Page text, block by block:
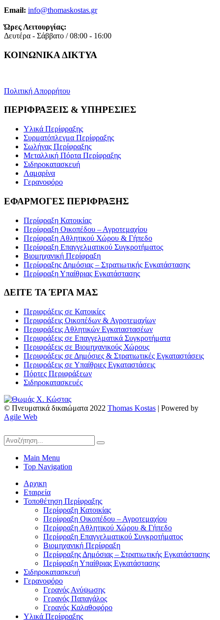
Email: info@thomaskostas.gr
Ώρες Λειτουργίας:
Δευτέρα - Σάββατο / 08:00 - 16:00
ΚΟΙΝΩΝΙΚΑ ΔΙΚΤΥΑ
Πολιτική Απορρήτου
ΠΕΡΙΦΡΑΞΕΙΣ & ΥΠΗΡΕΣΙΕΣ
Υλικά Περίφραξης
Συρματόπλεγμα Περίφραξης
Σωλήνας Περίφραξης
Μεταλλική Πόρτα Περίφραξης
Σιδηροκατασκευή
Λαμαρίνα
Γερανοφόρο
ΕΦΑΡΜΟΓΕΣ ΠΕΡΙΦΡΑΞΗΣ
Περίφραξη Κατοικίας
Περίφραξη Οικοπέδου – Αγροτεμαχίου
Περίφραξη Αθλητικού Χώρου & Γήπεδο
Περίφραξη Επαγγελματικού Συγκροτήματος
Βιομηχανική Περίφραξη
Περίφραξης Δημόσιας – Στρατιωτικής Εγκατάστασης
Περίφραξη Υπαίθριας Εγκατάστασης
ΔΕΙΤΕ ΤΑ ΈΡΓΑ ΜΑΣ
Περιφράξεις σε Κατοικίες
Περιφράξεις Οικοπέδων & Αγροτεμαχίων
Περιφράξεις Αθλητικών Εγκαταστασέων
Περιφράξεις σε Επαγγελματικά Συγκροτήματα
Περιφράξεις σε Βιομηχανικούς Χώρους
Περιφράξεις σε Δημόσιες & Στρατιωτικές Εγκαταστάσεις
Περιφράξεις σε Υπαίθριες Εγκαταστάσεις
Πόρτες Περιφράξεων
Σιδηροκατασκευές
© Πνευματικά δικαιώματα 2022 Thomas Kostas | Powered by
Agile Web
Main Menu
Top Navigation
Αρχικη
Εταιρεία
Τοποθέτηση Περίφραξης
Περίφραξη Κατοικίας
Περίφραξη Οικοπέδου – Αγροτεμαχίου
Περίφραξη Αθλητικού Χώρου & Γήπεδο
Περίφραξη Επαγγελματικού Συγκροτήματος
Βιομηχανική Περίφραξη
Περίφραξης Δημόσιας – Στρατιωτικής Εγκατάστασης
Περίφραξη Υπαίθριας Εγκατάστασης
Σιδηροκατασκευή
Γερανοφόρο
Γερανός Ανύψωσης
Γερανός Παπαγάλος
Γερανός Καλαθοφόρο
Υλικά Περίφραξης